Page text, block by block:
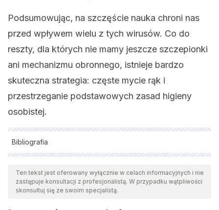
Podsumowując, na szczęście nauka chroni nas
przed wpływem wielu z tych wirusów. Co do
reszty, dla których nie mamy jeszcze szczepionki
ani mechanizmu obronnego, istnieje bardzo
skuteczna strategia: częste mycie rąk i
przestrzeganie podstawowych zasad higieny
osobistej.
Bibliografia
Wszystkie cytowane źródła zostały gruntownie
przeanalizowane przez nasz zespół w celu zapewnienia ich
jakości, wiarygodności, aktualności i ważności. Bibliografia
Ten tekst jest oferowany wyłącznie w celach informacyjnych i nie
zastępuje konsultacji z profesjonalistą. W przypadku wątpliwości
skonsultuj się ze swoim specjalistą.